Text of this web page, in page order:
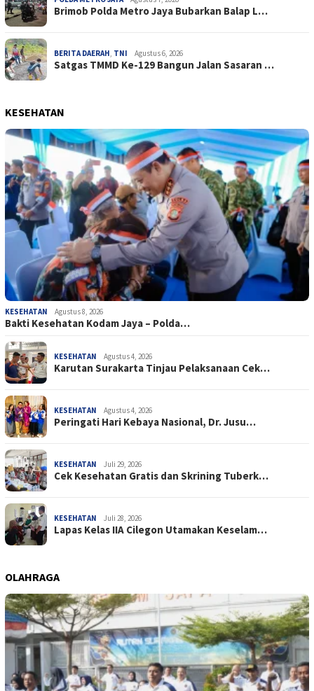
Brimob Polda Metro Jaya Bubarkan Balap L…
BERITA DAERAH, TNI Agustus 6, 2026
Satgas TMMD Ke-129 Bangun Jalan Sasaran …
KESEHATAN
KESEHATAN Agustus 8, 2026
Bakti Kesehatan Kodam Jaya – Polda…
KESEHATAN Agustus 4, 2026
Karutan Surakarta Tinjau Pelaksanaan Cek…
KESEHATAN Agustus 4, 2026
Peringati Hari Kebaya Nasional, Dr. Jusu…
KESEHATAN Juli 29, 2026
Cek Kesehatan Gratis dan Skrining Tuberk…
KESEHATAN Juli 28, 2026
Lapas Kelas IIA Cilegon Utamakan Keselam…
OLAHRAGA